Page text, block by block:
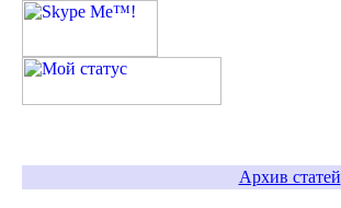
Архив статей